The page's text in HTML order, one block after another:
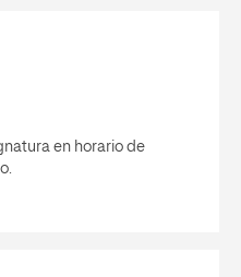
en horario de